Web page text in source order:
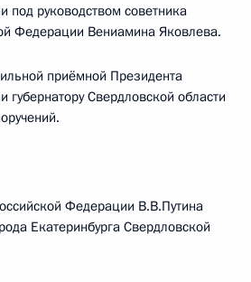
под руководством советника
Федерации Вениамина Яковлева.
приёмной Президента
губернатору Свердловской области
Федерации В.В.Путина
Екатеринбурга Свердловской